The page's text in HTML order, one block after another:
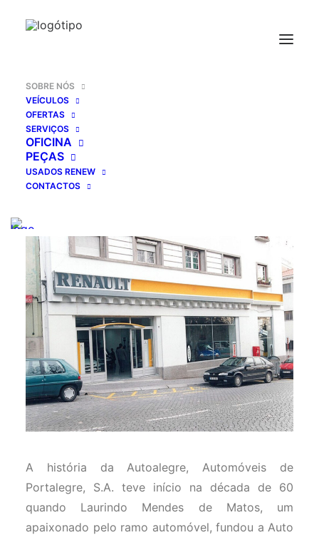
SOBRE NÓS
VEÍCULOS
OFERTAS
SERVIÇOS
OFICINA
PEÇAS
USADOS RENEW
CONTACTOS
A história da Autoalegre, Automóveis de
Portalegre, S.A. teve início na década de 60
quando Laurindo Mendes de Matos, um
apaixonado pelo ramo automóvel, fundou a Auto